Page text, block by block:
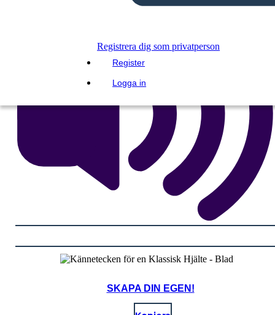
Registrera dig som privatperson
Register
Logga in
SKAPA DIN EGEN!